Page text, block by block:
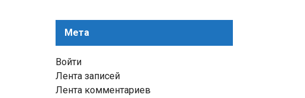
Мета
Войти
Лента записей
Лента комментариев